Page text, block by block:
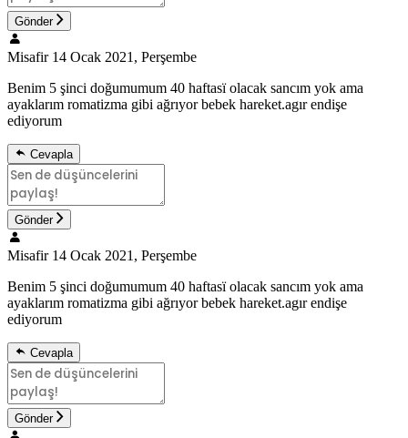
Gönder
Misafir 14 Ocak 2021, Perşembe
Benim 5 şinci doğumumum 40 haftasï olacak sancım yok ama
ayaklarım romatizma gibi ağrıyor bebek hareket.agır endişe
ediyorum
Cevapla
Gönder
Misafir 14 Ocak 2021, Perşembe
Benim 5 şinci doğumumum 40 haftasï olacak sancım yok ama
ayaklarım romatizma gibi ağrıyor bebek hareket.agır endişe
ediyorum
Cevapla
Gönder